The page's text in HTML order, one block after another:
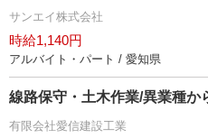
サンエイ株式会社
時給1,140円
アルバイト・パート / 愛知県
線路保守・土木作業/異業種か
有限会社愛信建設工業